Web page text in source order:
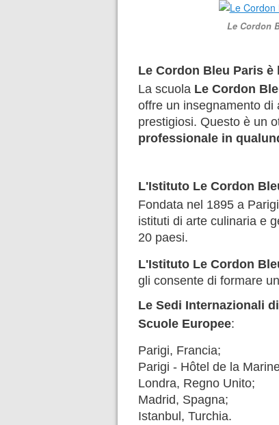
Le Cordon
Le Cordon Bleu Paris
La scuola Le Cordon
offre un insegnamento di
prestigiosi. Questo è un
professionale in
L'Istituto Le Cordon
Fondata nel 1895 a
istituti di arte culinaria e
20 paesi.
L'Istituto Le Cordon
gli consente di formare
Le Sedi Internazionali
Scuole Europee:
Parigi, Francia;
Parigi - Hôtel de la
Londra, Regno Unito;
Madrid, Spagna;
Istanbul, Turchia.